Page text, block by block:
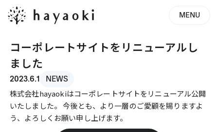
MENU
コーポレートサイトをリニューアルし
ました
2023.6.1 NEWS
株式会社hayaokiはコーポレートサイトをリニューアル公開
いたしました。 今後とも、より一層のご愛顧を賜りますよ
う、よろしくお願い申し上げます。